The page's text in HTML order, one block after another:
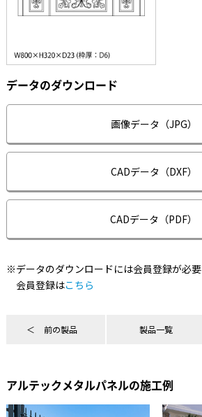
データのダウンロード
画像データ（JPG）
CADデータ（DXF）
CADデータ（PDF）
※データのダウンロードには会員登録が必要
会員登録はこちら
前の製品 製品一覧
アルテックメタルパネルの施工例